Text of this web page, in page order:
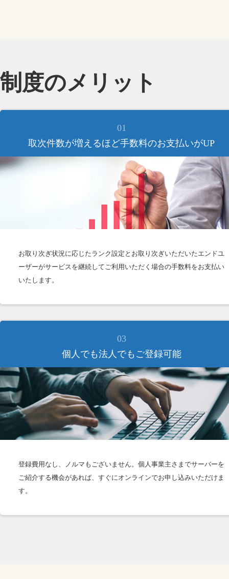
制度のメリット
01
取次件数が増えるほど手数料のお支払いがUP
お取り次ぎ状況に応じたランク設定とお取り次ぎいただいたエンドユ
ーザーがサービスを継続してご利用いただく場合の手数料をお支払い
いたします。
03
個人でも法人でもご登録可能
登録費用なし、ノルマもございません。個人事業主さまでサーバーを
ご紹介する機会があれば、すぐにオンラインでお申し込みいただけま
す。